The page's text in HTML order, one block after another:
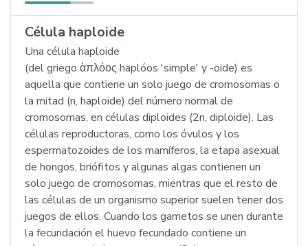
Célula haploide
Una célula haploide
(del griego ἁπλόος haplóos 'simple' y -oide) es
aquella que contiene un solo juego de cromosomas o
la mitad (n, haploide) del número normal de
cromosomas, en células diploides (2n, diploide). Las
células reproductoras, como los óvulos y los
espermatozoides de los mamíferos, la etapa asexual
de hongos, briófitos y algunas algas contienen un
solo juego de cromosomas, mientras que el resto de
las células de un organismo superior suelen tener dos
juegos de ellos. Cuando los gametos se unen durante
la fecundación el huevo fecundado contiene un